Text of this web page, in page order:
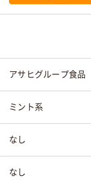
アサヒグループ食品
ミント系
なし
なし